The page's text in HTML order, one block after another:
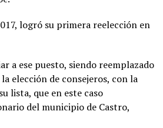
logró su primera reelección en
a ese puesto, siendo reemplazado
elección de consejeros, con la
lista, que en este caso
del municipio de Castro,